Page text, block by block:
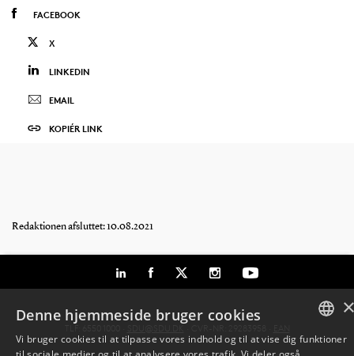
FACEBOOK
X
LINKEDIN
EMAIL
KOPIÉR LINK
Redaktionen afsluttet: 10.08.2021
TLF: 6550 1000 · SDU@SDU.DK· CVR-NR: 29283958 ·
Denne hjemmeside bruger cookies
Vi bruger cookies til at tilpasse vores indhold og til at vise dig funktioner